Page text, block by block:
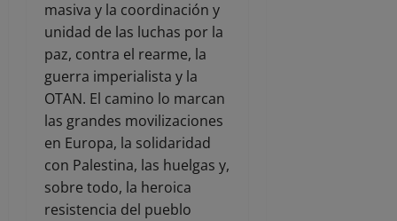
masiva y la coordinación y
unidad de las luchas por la
paz, contra el rearme, la
guerra imperialista y la
OTAN. El camino lo marcan
las grandes movilizaciones
en Europa, la solidaridad
con Palestina, las huelgas y,
sobre todo, la heroica
resistencia del pueblo